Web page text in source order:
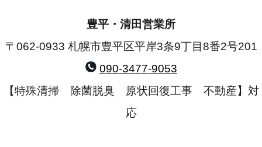
豊平・清田営業所
〒062-0933 札幌市豊平区平岸3条9丁目8番2号201
090-3477-9053
【特殊清掃 除菌脱臭 原状回復工事 不動産】対
応